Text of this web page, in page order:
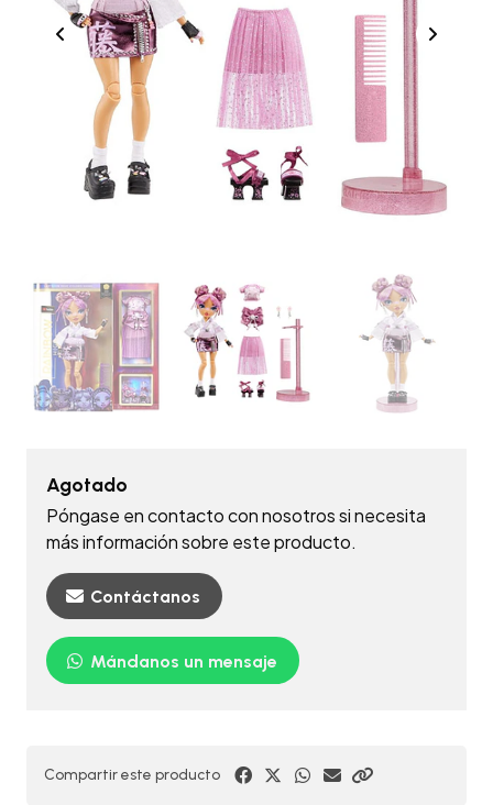
Agotado
Póngase en contacto con nosotros si necesita
más información sobre este producto.
Contáctanos
Mándanos un mensaje
Compartir este producto